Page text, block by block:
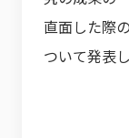
直面した際
ついて発表し